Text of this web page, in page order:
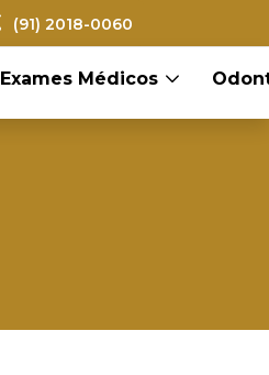
(91) 2018-0060
Exames Médicos